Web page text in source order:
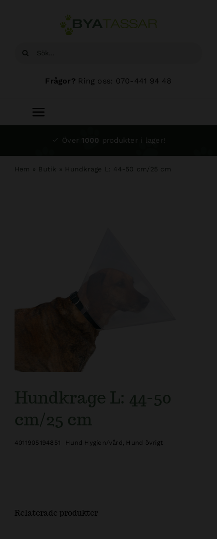
Sök
Frågor? Ring oss: 070-441 94 48
Toggle
Navigation
Över 1000 produkter i lager!
Hem » Butik » Hundkrage L: 44-50 cm/25 cm
Hundkrage L: 44-50
cm/25 cm
4011905194851 Hund Hygien/vård Hund övrigt
Relaterade produkter